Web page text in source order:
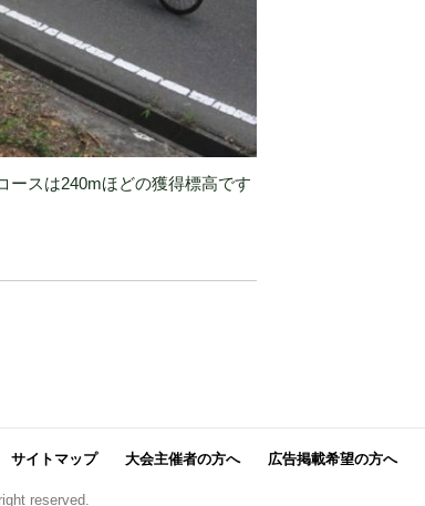
ースは240mほどの獲得標高です
サイトマップ 大会主催者の方へ 広告掲載希望の方へ
reserved.